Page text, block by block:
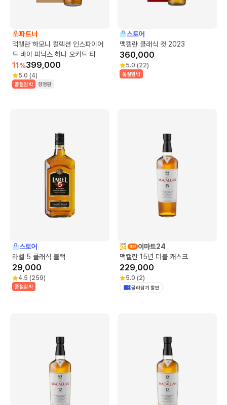
파트너
맥캘란 하모니 컬렉션 인스파이어
드 바이 피닉스 허니 오키드 티
11 %399,000
5.0 (4)
품절임박 한정판
스토어
맥캘란 클래식 컷 2023
360,000
5.0 (22)
품절임박
스토어
라벨 5 클래식 블랙
29,000
4.5 (259)
품절임박
이마트24
맥캘란 15년 더블 캐스크
229,000
5.0 (2)
골라담기 할인